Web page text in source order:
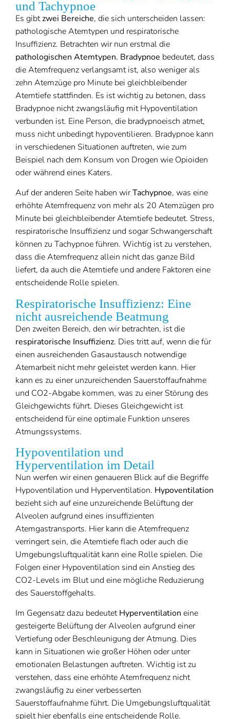
und Tachypnoe
Es gibtzwei Bereiche, die sich unterscheiden lassen:
pathologische Atemtypen und respiratorische
Insuffizienz. Betrachten wir nun erstmal die
pathologischen Atemtypen. Bradypnoe bedeutet, dass
die Atemfrequenz verlangsamt ist, also weniger als
zehn Atemzüge pro Minute bei gleichbleibender
Atemtiefe stattfinden. Es ist wichtig zu betonen, dass
Bradypnoe nicht zwangsläufig mit Hypoventilation
verbunden ist. Eine Person, die bradypnoeisch atmet,
muss nicht unbedingt hypoventilieren. Bradypnoe kann
in verschiedenen Situationen auftreten, wie zum
Beispiel nach dem Konsum von Drogen wie Opioiden
oder während eines Katers.
Auf der anderen Seite haben wirTachypnoe, was eine
erhöhte Atemfrequenz von mehr als 20 Atemzügen pro
Minute bei gleichbleibender Atemtiefe bedeutet. Stress,
respiratorische Insuffizienz und sogar Schwangerschaft
können zu Tachypnoe führen. Wichtig ist zu verstehen,
dass die Atemfrequenz allein nicht das ganze Bild
liefert, da auch die Atemtiefe und andere Faktoren eine
entscheidende Rolle spielen.
Respiratorische Insuffizienz: Eine
nicht ausreichende Beatmung
Den zweiten Bereich, den wir betrachten, ist die
respiratorische Insuffizienz. Dies tritt auf, wenn die für
einen ausreichenden Gasaustausch notwendige
Atemarbeit nicht mehr geleistet werden kann. Hier
kann es zu einer unzureichenden Sauerstoffaufnahme
und CO2-Abgabe kommen, was zu einer Störung des
Gleichgewichts führt. Dieses Gleichgewicht ist
entscheidend für eine optimale Funktion unseres
Atmungssystems.
Hypoventilation und
Hyperventilation im Detail
Nun werfen wir einen genaueren Blick auf die Begriffe
Hypoventilation und Hyperventilation. Hypoventilation
bezieht sich auf eine unzureichende Belüftung der
Alveolen aufgrund eines insuffizienten
Atemgastransports. Hier kann die Atemfrequenz
verringert sein, die Atemtiefe flach oder auch die
Umgebungsluftqualität kann eine Rolle spielen. Die
Folgen einer Hypoventilation sind ein Anstieg des
CO2-Levels im Blut und eine mögliche Reduzierung
des Sauerstoffgehalts.
Im Gegensatz dazu bedeutetHyperventilation eine
gesteigerte Belüftung der Alveolen aufgrund einer
Vertiefung oder Beschleunigung der Atmung. Dies
kann in Situationen wie großer Höhen oder unter
emotionalen Belastungen auftreten. Wichtig ist zu
verstehen, dass eine erhöhte Atemfrequenz nicht
zwangsläufig zu einer verbesserten
Sauerstoffaufnahme führt. Die Umgebungsluftqualität
spielt hier ebenfalls eine entscheidende Rolle.